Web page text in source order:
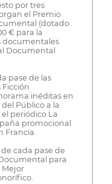
por tres
el Premio
(dotado
€ para la
documentales
Documental
pase de las
Ficción
inéditas en
Público a la
periódico La
promocional
Francia.
cada pase de
para
Mejor